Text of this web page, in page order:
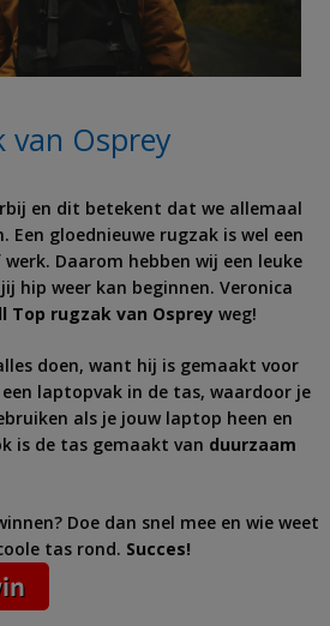
van Osprey
en dit betekent dat we allemaal
Een gloednieuwe rugzak is wel een
Daarom hebben wij een leuke
hip weer kan beginnen. Veronica
Top rugzak van Osprey weg!
doen, want hij is gemaakt voor
laptopvak in de tas, waardoor je
als je jouw laptop heen en
is de tas gemaakt van duurzaam
Doe dan snel mee en wie weet
tas rond. Succes!